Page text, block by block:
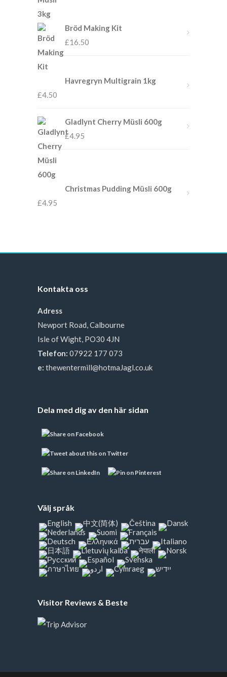
Bröd Making Kit
£16.50
Havregryn Multigrain 1kg
£4.50
Gladlynt Cherry Müsli 600g
£4.95
Christmas Pudding Müsli 600g
£4.95
Kontakta oss
Adress
Newport Road, Calbourne
Isle of Wight, PO30 4JN
Telefon: 07922 177 073
e: thewentermill@hotmaJagl.co.uk
Dela med dig av den här sidan
Välj språk
Visitor Reviews & Beste